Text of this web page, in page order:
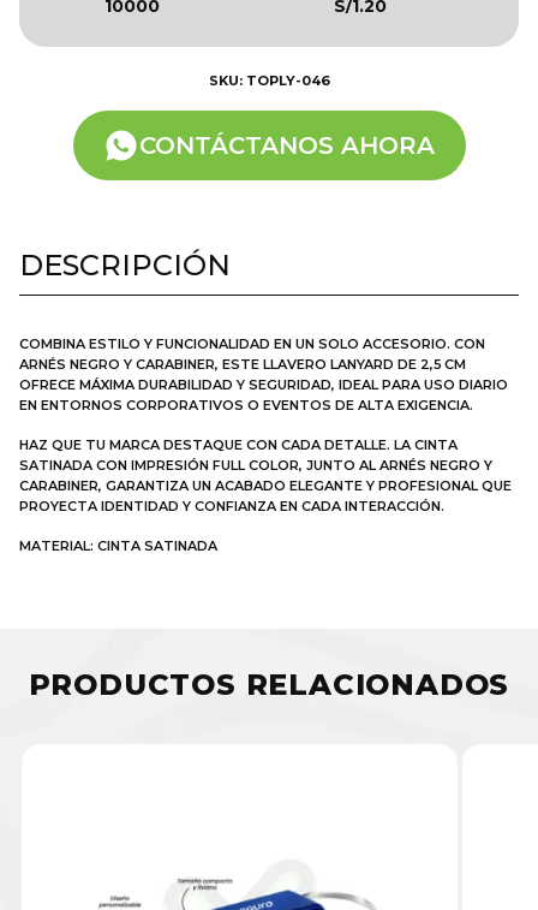
10000
S/1.20
SKU: TOPLY-046
CONTÁCTANOS AHORA
DESCRIPCIÓN
COMBINA ESTILO Y FUNCIONALIDAD EN UN SOLO ACCESORIO. CON
ARNÉS NEGRO Y CARABINER, ESTE LLAVERO LANYARD DE 2,5 CM
OFRECE MÁXIMA DURABILIDAD Y SEGURIDAD, IDEAL PARA USO DIARIO
EN ENTORNOS CORPORATIVOS O EVENTOS DE ALTA EXIGENCIA.
HAZ QUE TU MARCA DESTAQUE CON CADA DETALLE. LA CINTA
SATINADA CON IMPRESIÓN FULL COLOR, JUNTO AL ARNÉS NEGRO Y
CARABINER, GARANTIZA UN ACABADO ELEGANTE Y PROFESIONAL QUE
PROYECTA IDENTIDAD Y CONFIANZA EN CADA INTERACCIÓN.
MATERIAL: CINTA SATINADA
PRODUCTOS RELACIONADOS